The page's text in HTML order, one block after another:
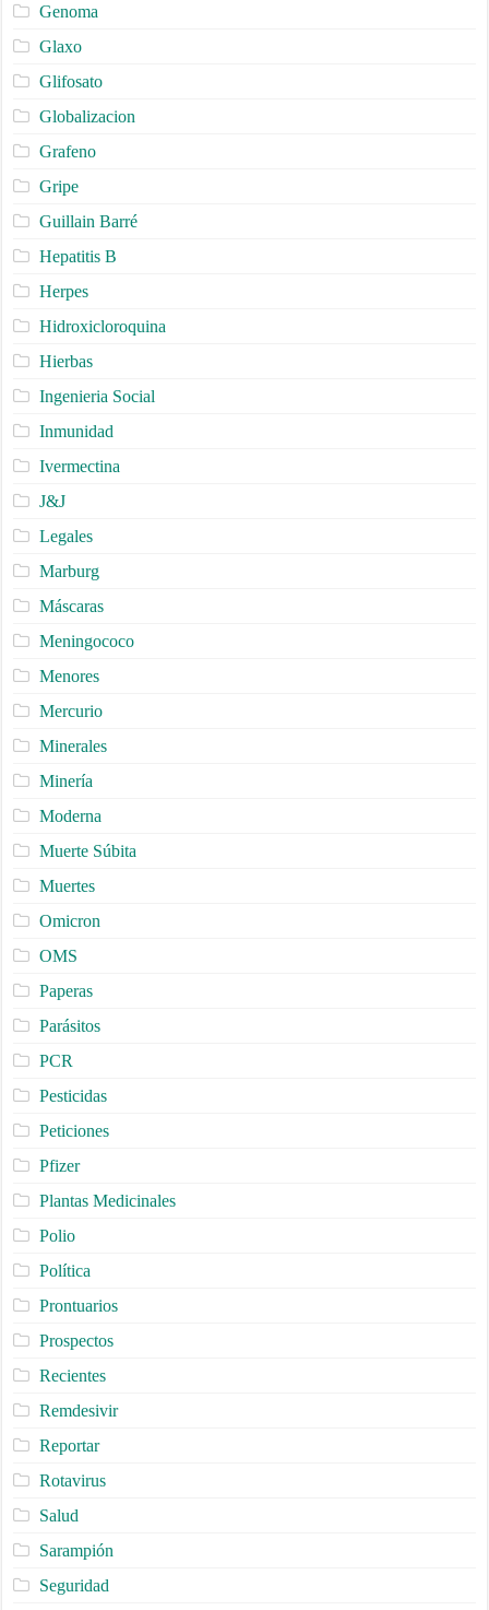
Genoma
Glaxo
Glifosato
Globalizacion
Grafeno
Gripe
Guillain Barré
Hepatitis B
Herpes
Hidroxicloroquina
Hierbas
Ingenieria Social
Inmunidad
Ivermectina
J&J
Legales
Marburg
Máscaras
Meningococo
Menores
Mercurio
Minerales
Minería
Moderna
Muerte Súbita
Muertes
Omicron
OMS
Paperas
Parásitos
PCR
Pesticidas
Peticiones
Pfizer
Plantas Medicinales
Polio
Política
Prontuarios
Prospectos
Recientes
Remdesivir
Reportar
Rotavirus
Salud
Sarampión
Seguridad